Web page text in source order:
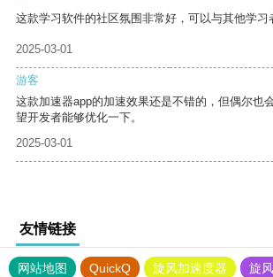
这款学习软件的社区氛围非常好，可以与其他学习
2025-03-01
游客
这款加速器app的加速效果还是不错的，但偶尔也
望开发者能够优化一下。
2025-03-01
友情链接
网站地图 QuickQ 旋风加速度器
旋